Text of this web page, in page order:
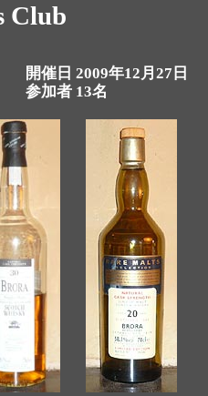
Club
開催日 2009年12月27日
参加者 13名